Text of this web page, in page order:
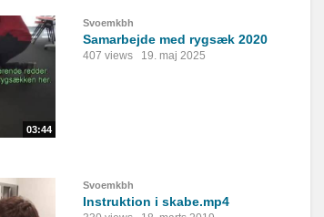
03:44
Svoemkbh
Samarbejde med rygsæk 2020
407 views 19. maj 2025
Svoemkbh
Instruktion i skabe.mp4